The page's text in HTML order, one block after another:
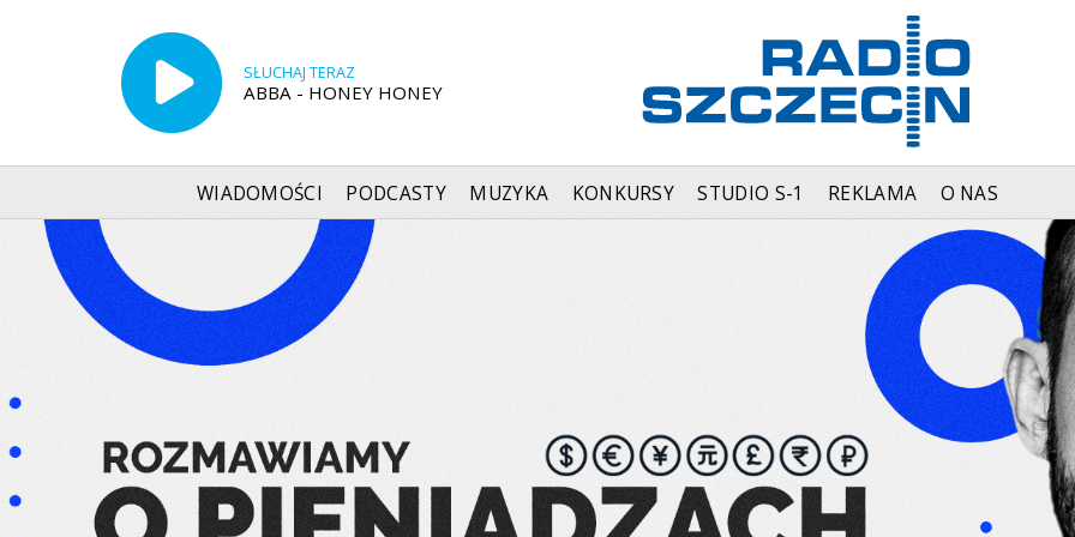
SŁUCHAJ TERAZ
ABBA - HONEY HONEY
WIADOMOŚCI PODCASTY MUZYKA KONKURSY STUDIO S-1 REKLAMA O NAS